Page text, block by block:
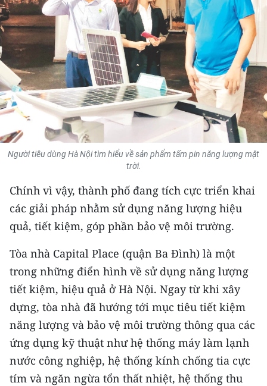
GIÁO DỤC
Y TẾ
KHOA HỌC - CÔNG NGHỆ
MÔI TRƯỜNG
BẠN ĐỌC
KIỂM CHỨNG THÔNG TIN
54 DÂN TỘC VIỆT NAM
CHƯƠNG TRÌNH OCOP - MỖI XÃ
MỘT SẢN PHẨM
RADIO
MEDIA CENTER
E-Magazine
Người tiêu dùng Hà Nội tìm hiểu về sản phẩm tấm pin năng lượng mặt
trời.
Chính vì vậy, thành phố đang tích cực triển khai
các giải pháp nhằm sử dụng năng lượng hiệu
quả, tiết kiệm, góp phần bảo vệ môi trường.
Tòa nhà Capital Place (quận Ba Đình) là một
trong những điển hình về sử dụng năng lượng
tiết kiệm, hiệu quả ở Hà Nội. Ngay từ khi xây
dựng, tòa nhà đã hướng tới mục tiêu tiết kiệm
năng lượng và bảo vệ môi trường thông qua các
ứng dụng kỹ thuật như hệ thống máy làm lạnh
nước công nghiệp, hệ thống kính chống tia cực
tím và ngăn ngừa tổn thất nhiệt, hệ thống thu